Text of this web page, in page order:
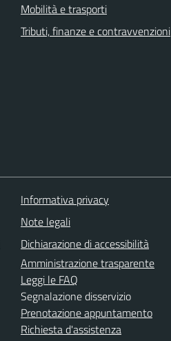
Mobilità e trasporti
Tributi, finanze e contravvenzioni
Informativa privacy
Note legali
Dichiarazione di accessibilità
Amministrazione trasparente
Leggi le FAQ
Segnalazione disservizio
Prenotazione appuntamento
Richiesta d'assistenza